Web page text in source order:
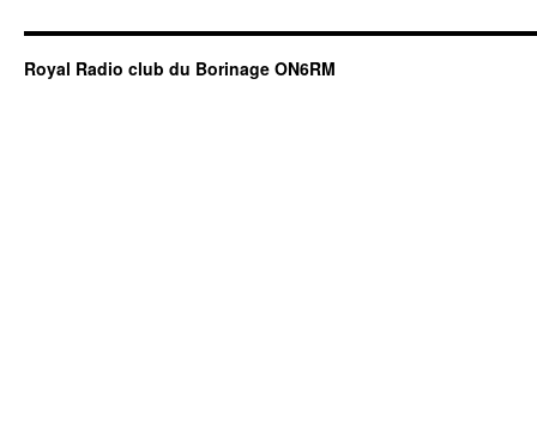
Royal Radio club du Borinage ON6RM